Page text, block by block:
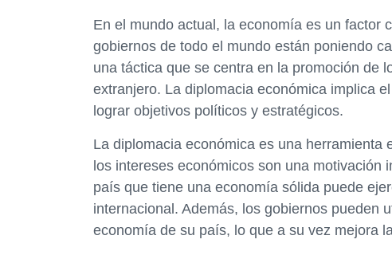
En el mundo actual, la economía es un factor
gobiernos de todo el mundo están poniendo
una táctica que se centra en la promoción de
extranjero. La diplomacia económica implica
lograr objetivos políticos y estratégicos.
La diplomacia económica es una
los intereses económicos son una
país que tiene una economía sólida puede
internacional. Además, los gobiernos pueden
economía de su país, lo que a su vez mejora